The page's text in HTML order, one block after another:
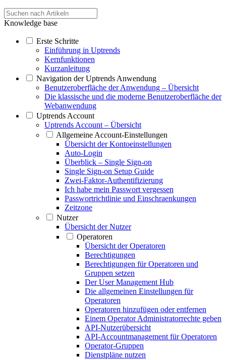
Knowledge base
Erste Schritte
Einführung in Uptrends
Kernfunktionen
Kurzanleitung
Navigation der Uptrends Anwendung
Benutzeroberfläche der Anwendung – Übersicht
Die klassische und die moderne Benutzeroberfläche der
Webanwendung
Uptrends Account
Uptrends Account – Übersicht
Allgemeine Account-Einstellungen
Übersicht der Kontoeinstellungen
Auto-Login
Überblick – Single Sign-on
Single Sign-on Setup Guide
Zwei-Faktor-Authentifizierung
Ich habe mein Passwort vergessen
Passwortrichtlinie und Einschraenkungen
Zeitzone
Nutzer
Übersicht der Nutzer
Operatoren
Übersicht der Operatoren
Berechtigungen
Berechtigungen für Operatoren und
Gruppen setzen
Der User Management Hub
Die allgemeinen Einstellungen für
Operatoren
Operatoren hinzufügen oder entfernen
Einem Operator Administratorrechte geben
API-Nutzerübersicht
API-Accountmanagement für Operatoren
Operator-Gruppen
Dienstpläne nutzen